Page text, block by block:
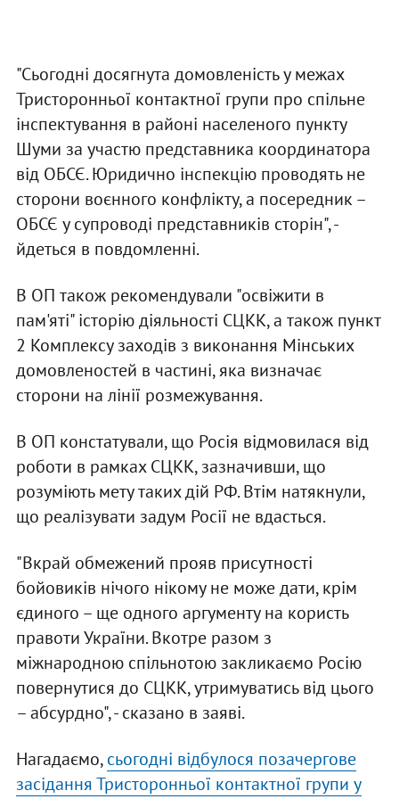
"Сьогодні досягнута домовленість у межах
Тристоронньої контактної групи про спільне
інспектування в районі населеного пункту
Шуми за участю представника координатора
від ОБСЄ. Юридично інспекцію проводять не
сторони воєнного конфлікту, а посередник –
ОБСЄ у супроводі представників сторін", -
йдеться в повдомленні.
В ОП також рекомендували "освіжити в
пам'яті" історію діяльності СЦКК, а також пункт
2 Комплексу заходів з виконання Мінських
домовленостей в частині, яка визначає
сторони на лінії розмежування.
В ОП констатували, що Росія відмовилася від
роботи в рамках СЦКК, зазначивши, що
розуміють мету таких дій РФ. Втім натякнули,
що реалізувати задум Росії не вдасться.
"Вкрай обмежений прояв присутності
бойовиків нічого нікому не може дати, крім
єдиного – ще одного аргументу на користь
правоти України. Вкотре разом з
міжнародною спільнотою закликаємо Росію
повернутися до СЦКК, утримуватись від цього
– абсурдно", - сказано в заяві.
Нагадаємо,сьогодні відбулося позачергове
засідання Тристоронньої контактної групи у